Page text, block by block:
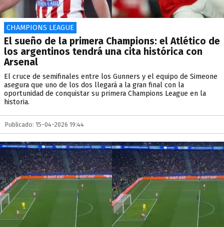
CHAMPIONS LEAGUE
El sueño de la primera Champions: el Atlético de
los argentinos tendrá una cita histórica con
Arsenal
El cruce de semifinales entre los Gunners y el equipo de Simeone
asegura que uno de los dos llegará a la gran final con la
oportunidad de conquistar su primera Champions League en la
historia.
Publicado: 15-04-2026 19:44